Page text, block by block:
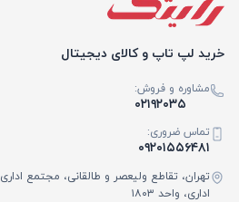
خرید لپ تاپ و کالای دیجیتال
مشاوره و فروش:
۰۲۱۹۲۰۳۵
تماس ضروری:
۰۹۲۰۱۵۵۶۴۸۱
تهران، تقاطع ولیعصر و طالقانی، مجتمع
اداری، واحد ۱۸۰۳